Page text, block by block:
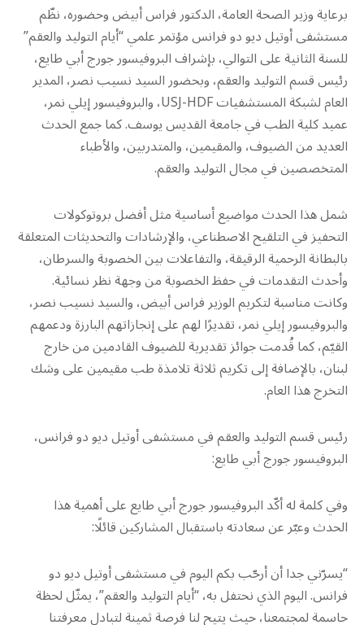
برعاية وزير الصحة العامة، الدكتور فراس أبيض وحضوره، نظّم
مستشفى أوتيل ديو دو فرانس مؤتمر علمي “أيام التوليد والعقم”
للسنة الثانية على التوالي، بإشراف البروفيسور جورج أبي طايع،
رئيس قسم التوليد والعقم، وبحضور السيد نسيب نصر، المدير
العام لشبكة المستشفيات USJ-HDF، والبروفيسور إيلي نمر،
عميد كلية الطب في جامعة القديس يوسف. كما جمع الحدث
العديد من الضيوف، والمقيمين، والمتدربين، والأطباء
المتخصصين في مجال التوليد والعقم.
شمل هذا الحدث مواضيع أساسية مثل أفضل بروتوكولات
التحفيز في التلقيح الاصطناعي، والإرشادات والتحديثات المتعلقة
بالبطانة الرحمية الرقيقة، والتفاعلات بين الخصوبة والسرطان،
وأحدث التقدمات في حفظ الخصوبة من وجهة نظر نسائية.
وكانت مناسبة لتكريم الوزير فراس أبيض، والسيد نسيب نصر،
والبروفيسور إيلي نمر، تقديرًا لهم على إنجازاتهم البارزة ودعمهم
القيّم، كما قُدمت جوائز تقديرية للضيوف القادمين من خارج
لبنان، بالإضافة إلى تكريم ثلاثة تلامذة طب مقيمين على وشك
التخرج هذا العام.
رئيس قسم التوليد والعقم في مستشفى أوتيل ديو دو فرانس،
البروفيسور جورج أبي طايع:
وفي كلمة له أكّد البروفيسور جورج أبي طايع على أهمية هذا
الحدث وعبّر عن سعادته باستقبال المشاركين قائلًا:
“يسرّني جدا أن أرحّب بكم اليوم في مستشفى أوتيل ديو دو
فرانس. اليوم الذي نحتفل به، “أيام التوليد والعقم”، يمثّل لحظة
حاسمة لمجتمعنا، حيث يتيح لنا فرصة ثمينة لتبادل معرفتنا